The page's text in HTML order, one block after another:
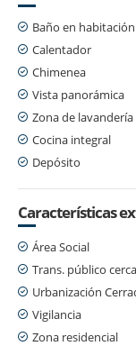
Baño en
Calentador
Chimenea
Vista panorámica
Zona de lavandería
Cocina integral
Depósito
Características
Área Social
Trans. público
Urbanización
Vigilancia
Zona residencial